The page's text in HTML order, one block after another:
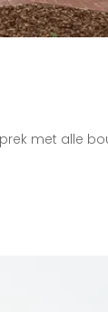
met alle